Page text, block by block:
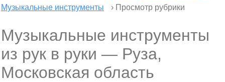
Музыкальные инструменты
› Просмотр рубрики
Музыкальные инструменты
из рук в руки — Руза,
Московская область